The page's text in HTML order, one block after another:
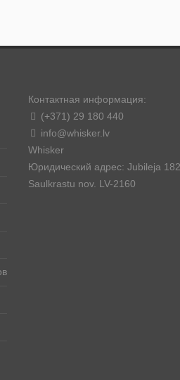
Контактная информация:
(+371) 29 180 440
info@whisker.lv
Whisker
Юридический адрес: Jubileja
Saulkrastu nov. LV-2160